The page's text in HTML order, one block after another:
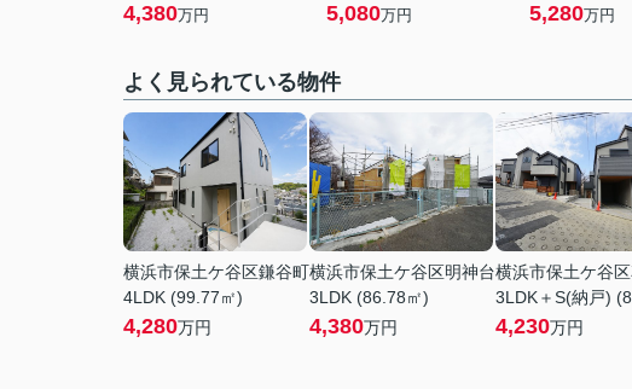
4,380万円 5,080万円 5,280万円
よく見られている物件
横浜市保土ケ谷区鎌谷町
4LDK (99.77㎡)
4,280万円
横浜市保土ケ谷区明神台
3LDK (86.78㎡)
4,380万円
横浜市保土ケ谷
3LDK＋S(納戸)
4,230万円